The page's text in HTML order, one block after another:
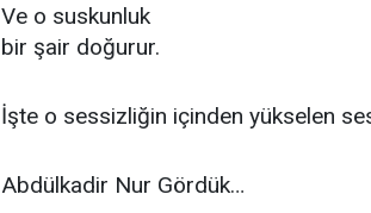
Ve o suskunluk
bir şair doğurur.
İşte o sessizliğin içinden yükselen
Abdülkadir Nur Gördük…